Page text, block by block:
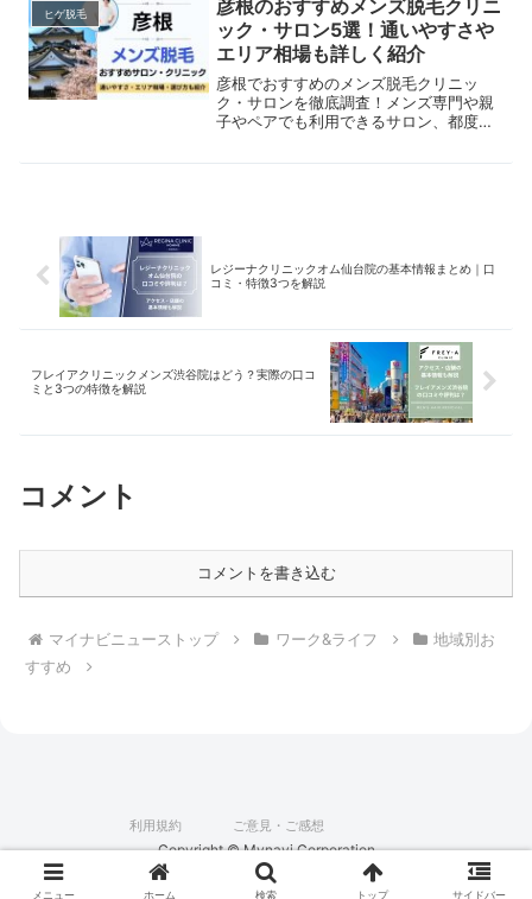
ヒゲ脱毛
彦根のおすすめメンズ脱毛クリニ
ック・サロン5選！通いやすさや
エリア相場も詳しく紹介
彦根でおすすめのメンズ脱毛クリニッ
ク・サロンを徹底調査！メンズ専門や親
子やペアでも利用できるサロン、都度払
実際の施術の流れや脱毛のメリット・デ
レジーナクリニックオム仙台院の基本情報まとめ｜口
コミ・特徴3つを解説
フレイアクリニックメンズ渋谷院はどう？実際の口コ
ミと3つの特徴を解説
コメント
コメントを書き込む
マイナビニューストップ ワーク&ライフ
地域別お
すすめ
メニュー ホーム 検索 トップ サイドバー
利用規約 ご意見・ご感想
Copyright © Mynavi Corporation